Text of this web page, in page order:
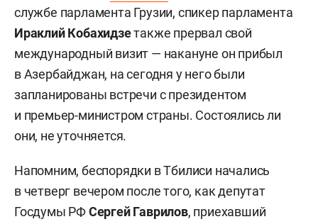
службе парламента Грузии, спикер парламента
Ираклий Кобахидзетакже прервал свой
международный визит — накануне он прибыл
в Азербайджан, на сегодня у него были
запланированы встречи с президентом
и премьер-министром страны. Состоялись ли
они, не уточняется.
Напомним, беспорядки в Тбилиси начались
в четверг вечером после того, как депутат
Госдумы РФСергей Гаврилов, приехавший